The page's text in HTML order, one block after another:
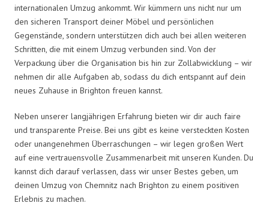
internationalen Umzug ankommt. Wir kümmern uns nicht nur um
den sicheren Transport deiner Möbel und persönlichen
Gegenstände, sondern unterstützen dich auch bei allen weiteren
Schritten, die mit einem Umzug verbunden sind. Von der
Verpackung über die Organisation bis hin zur Zollabwicklung – wir
nehmen dir alle Aufgaben ab, sodass du dich entspannt auf dein
neues Zuhause in Brighton freuen kannst.
Neben unserer langjährigen Erfahrung bieten wir dir auch faire
und transparente Preise. Bei uns gibt es keine versteckten Kosten
oder unangenehmen Überraschungen – wir legen großen Wert
auf eine vertrauensvolle Zusammenarbeit mit unseren Kunden. Du
kannst dich darauf verlassen, dass wir unser Bestes geben, um
deinen Umzug von Chemnitz nach Brighton zu einem positiven
Erlebnis zu machen.